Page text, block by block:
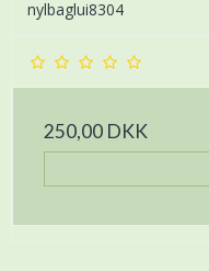
nylbaglui8304
250,00 DKK